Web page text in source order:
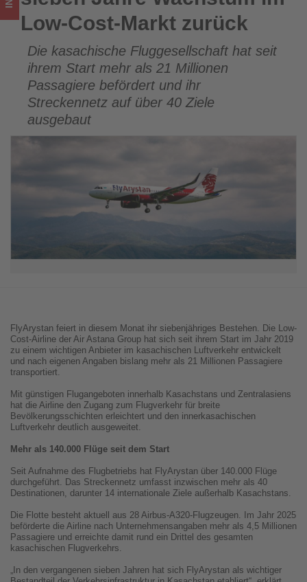
Wissen,
was
Tourismus
los
ist!
Low-Cost-Markt zurück
Die kasachische Fluggesellschaft hat seit
ihrem Start mehr als 21 Millionen
Passagiere befördert und ihr
Streckennetz auf über 40 Ziele
ausgebaut
FlyArystan feiert in diesem Monat ihr siebenjähriges Bestehen. Die Low-
Cost-Airline der Air Astana Group hat sich seit ihrem Start im Jahr 2019
zu einem wichtigen Anbieter im kasachischen Luftverkehr entwickelt
und nach eigenen Angaben bislang mehr als 21 Millionen Passagiere
transportiert.
Mit günstigen Flugangeboten innerhalb Kasachstans und Zentralasiens
hat die Airline den Zugang zum Flugverkehr für breite
Bevölkerungsschichten erleichtert und den innerkasachischen
Luftverkehr deutlich ausgeweitet.
Mehr als 140.000 Flüge seit dem Start
Seit Aufnahme des Flugbetriebs hat FlyArystan über 140.000 Flüge
durchgeführt. Das Streckennetz umfasst inzwischen mehr als 40
Destinationen, darunter 14 internationale Ziele außerhalb Kasachstans.
Die Flotte besteht aktuell aus 28 Airbus-A320-Flugzeugen. Im Jahr 2025
beförderte die Airline nach Unternehmensangaben mehr als 4,5 Millionen
Passagiere und erreichte damit rund ein Drittel des gesamten
kasachischen Flugverkehrs.
„In den vergangenen sieben Jahren hat sich FlyArystan als wichtiger